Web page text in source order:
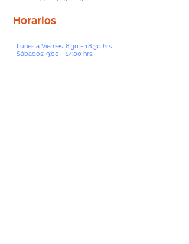
Horarios
Lunes a Viernes: 8:30 - 18:30 hrs.
Sábados: 9:00 - 14:00 hrs.